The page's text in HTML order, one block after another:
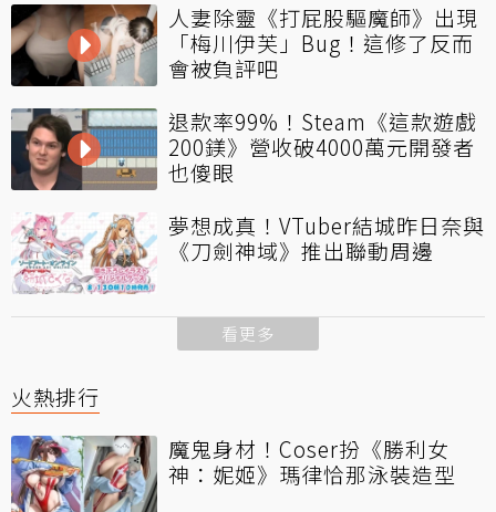
人妻除靈《打屁股驅魔師》出現
「梅川伊芙」Bug！這修了反而
會被負評吧
退款率99%！Steam《這款遊戲
200鎂》營收破4000萬元開發者
也傻眼
夢想成真！VTuber結城昨日奈與
《刀劍神域》推出聯動周邊
看更多
火熱排行
魔鬼身材！Coser扮《勝利女
神：妮姬》瑪律恰那泳裝造型